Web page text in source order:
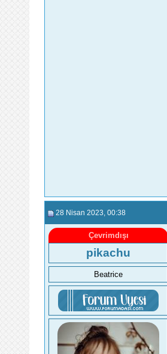
28 Nisan 2023 , 00:38
Çevrimdışı
pikachu
Beatrice